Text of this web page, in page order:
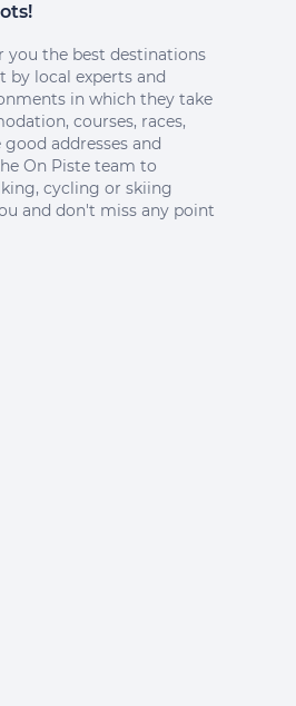
you the best destinations
by local experts and
in which they take
courses, races,
addresses and
On Piste team to
cycling or skiing
and don't miss any point